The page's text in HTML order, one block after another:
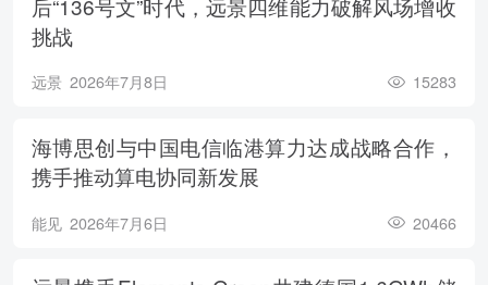
挑战
远景 2026年7月8日 15283
海博思创与中国电信临港算力达成战略合作，
携手推动算电协同新发展
能见 2026年7月6日 20466